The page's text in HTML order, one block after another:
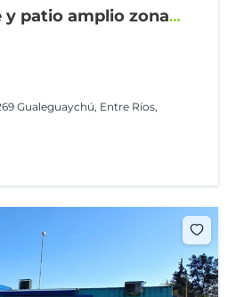
y patio amplio zona
Gualeguaychú, Entre Ríos,